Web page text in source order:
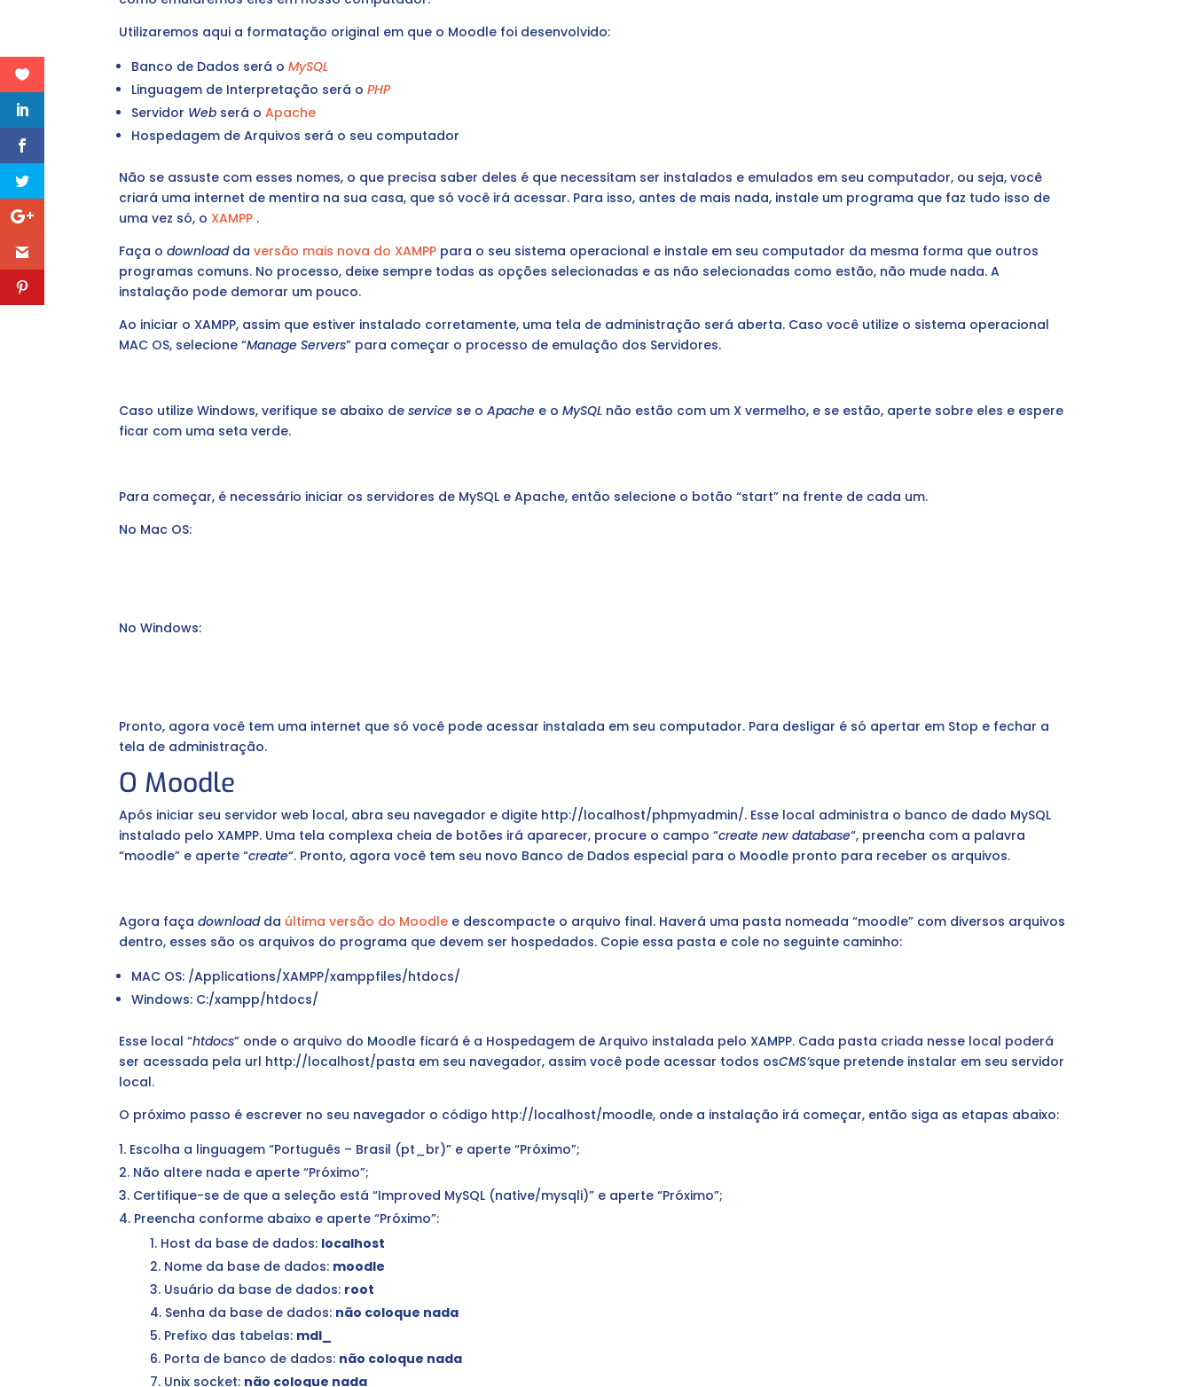
Utilizaremos aqui a formatação original em que o Moodle foi desenvolvido:
Banco de Dados será oMySQL
Linguagem de Interpretação será oPHP
Servidor Web será oApache
Hospedagem de Arquivos será o seu computador
Não se assuste com esses nomes, o que precisa saber deles é que necessitam ser instalados e emulados em seu computador, ou seja, você
criará uma internet de mentira na sua casa, que só você irá acessar. Para isso, antes de mais nada, instale um programa que faz tudo isso de
uma vez só, o XAMPP .
Faça odownloaddaversão mais nova do XAMPP para o seu sistema operacional e instale em seu computador da mesma forma que outros
programas comuns. No processo, deixe sempre todas as opções selecionadas e as não selecionadas como estão, não mude nada. A
instalação pode demorar um pouco.
Ao iniciar o XAMPP, assim que estiver instalado corretamente, uma tela de administração será aberta. Caso você utilize o sistema operacional
MAC OS, selecione “Manage Servers” para começar o processo de emulação dos Servidores.
Caso utilize Windows, verifique se abaixo deservice se oApache e oMySQL não estão com um X vermelho, e se estão, aperte sobre eles e espere
ficar com uma seta verde.
Para começar, é necessário iniciar os servidores de MySQL e Apache, então selecione o botão “start” na frente de cada um.
No Mac OS:
No Windows:
Pronto, agora você tem uma internet que só você pode acessar instalada em seu computador. Para desligar é só apertar em Stop e fechar a
tela de administração.
O Moodle
Após iniciar seu servidor web local, abra seu navegador e digite http://localhost/phpmyadmin/. Esse local administra o banco de dado MySQL
instalado pelo XAMPP. Uma tela complexa cheia de botões irá aparecer, procure o campo “create new database“, preencha com a palavra
“moodle” e aperte “create“. Pronto, agora você tem seu novo Banco de Dados especial para o Moodle pronto para receber os arquivos.
Agora façadownloadda última versão do Moodle e descompacte o arquivo final. Haverá uma pasta nomeada “moodle” com diversos arquivos
dentro, esses são os arquivos do programa que devem ser hospedados. Copie essa pasta e cole no seguinte caminho:
MAC OS: /Applications/XAMPP/xamppfiles/htdocs/
Windows: C:/xampp/htdocs/
Esse local “htdocs” onde o arquivo do Moodle ficará é a Hospedagem de Arquivo instalada pelo XAMPP. Cada pasta criada nesse local poderá
ser acessada pela url http://localhost/pasta em seu navegador, assim você pode acessar todos osCMS’sque pretende instalar em seu servidor
local.
O próximo passo é escrever no seu navegador o código http://localhost/moodle, onde a instalação irá começar, então siga as etapas abaixo:
Escolha a linguagem “Português – Brasil (pt_br)” e aperte “Próximo”;
Não altere nada e aperte “Próximo”;
Certifique-se de que a seleção está “Improved MySQL (native/mysqli)” e aperte “Próximo”;
Preencha conforme abaixo e aperte “Próximo”:
Host da base de dados: localhost
Nome da base de dados: moodle
Usuário da base de dados: root
Senha da base de dados: não coloque nada
Prefixo das tabelas: mdl_
Porta de banco de dados: não coloque nada
Unix socket: não coloque nada